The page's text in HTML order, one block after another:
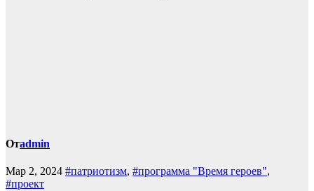
Отadmin
Мар 2, 2024 #патриотизм, #программа "Время героев",
#проект